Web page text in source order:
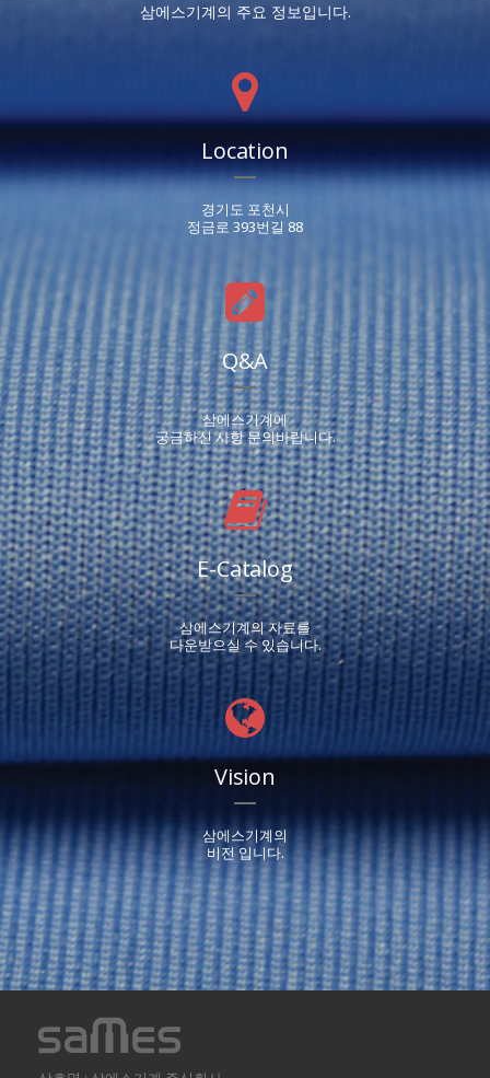
삼에스기계의 주요 정보입니다.
Location
경기도 포천시
정금로 393번길 88
Q&A
삼에스기계에
궁금하신 사항 문의바랍니다.
E-Catalog
삼에스기계의 자료를
다운받으실 수 있습니다.
Vision
삼에스기계의
비전 입니다.